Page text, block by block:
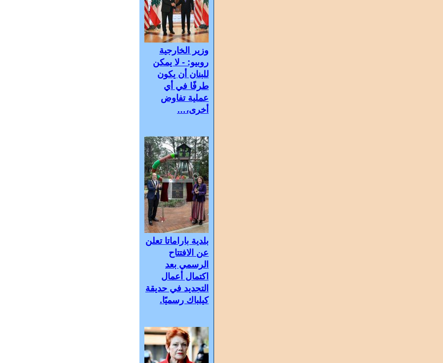
وزير الخارجية
روبيو: - لا يمكن
للبنان أن يكون
طرفًا في أي
عملية تفاوض
أخرى،…
بلدية باراماتا تعلن
عن الافتتاح
الرسمي بعد
اكتمال أعمال
التجديد في حديقة
كيلباك رسميًا.